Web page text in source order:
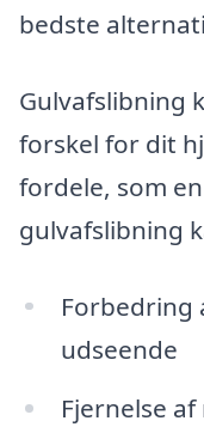
bedste
Gulvafslibning
forskel for dit
fordele, som
gulvafslibning
Forbedring
udseende
Fjernelse